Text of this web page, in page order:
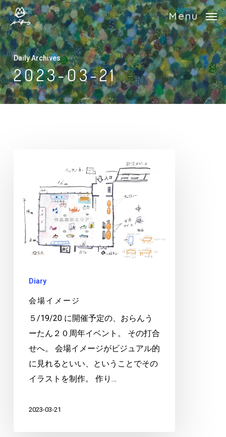
Skip
to
main
content
Menu
Daily Archives
2023-03-21
Diary
会場イメージ
５/19/20 に開催予定の、おらんう
ーたん２０周年イベント。 その打合
せへ。 会場イメージがビジュアル的
に見れるといい、ということでその
イラストを制作。 作り…
2023-03-21